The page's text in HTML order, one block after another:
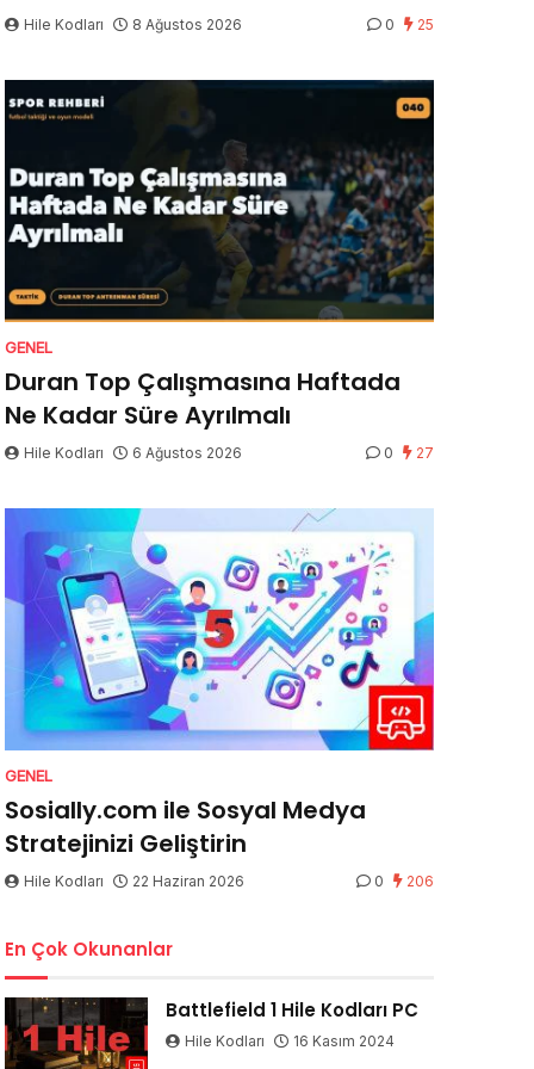
Hile Kodları 8 Ağustos 2026 0 25
GENEL
Duran Top Çalışmasına Haftada
Ne Kadar Süre Ayrılmalı
Hile Kodları 6 Ağustos 2026 0 27
GENEL
Sosially.com ile Sosyal Medya
Stratejinizi Geliştirin
Hile Kodları 22 Haziran 2026 0 206
En Çok Okunanlar
Battlefield 1 Hile Kodları PC
Hile Kodları 16 Kasım 2024